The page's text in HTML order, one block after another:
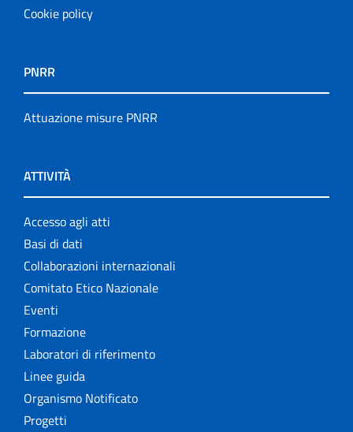
Cookie policy
PNRR
Attuazione misure PNRR
ATTIVITÀ
Accesso agli atti
Basi di dati
Collaborazioni internazionali
Comitato Etico Nazionale
Eventi
Formazione
Laboratori di riferimento
Linee guida
Organismo Notificato
Progetti